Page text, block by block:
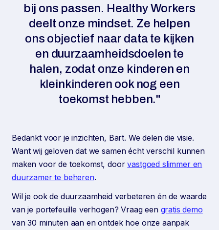
bij ons passen. Healthy Workers
deelt onze mindset. Ze helpen
ons objectief naar data te kijken
en duurzaamheidsdoelen te
halen, zodat onze kinderen en
kleinkinderen ook nog een
toekomst hebben."
Bedankt voor je inzichten, Bart. We delen die visie.
Want wij geloven dat we samen écht verschil kunnen
maken voor de toekomst, doorvastgoed slimmer en
duurzamer te beheren.
Wil je ook de duurzaamheid verbeteren én de waarde
van je portefeuille verhogen? Vraag een gratis demo
van 30 minuten aan en ontdek hoe onze aanpak